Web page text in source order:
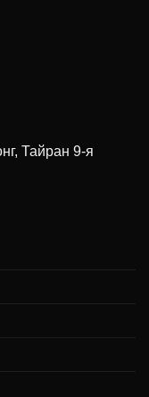
Тайран 9-я